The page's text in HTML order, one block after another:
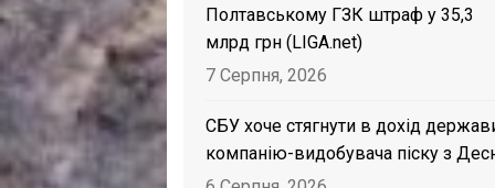
Полтавському ГЗК штраф у 35,3
млрд грн (LIGA.net)
7 Серпня, 2026
СБУ хоче стягнути в дохід
компанію-видобувача піску з